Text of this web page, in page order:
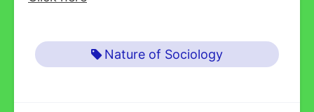
Nature of Sociology